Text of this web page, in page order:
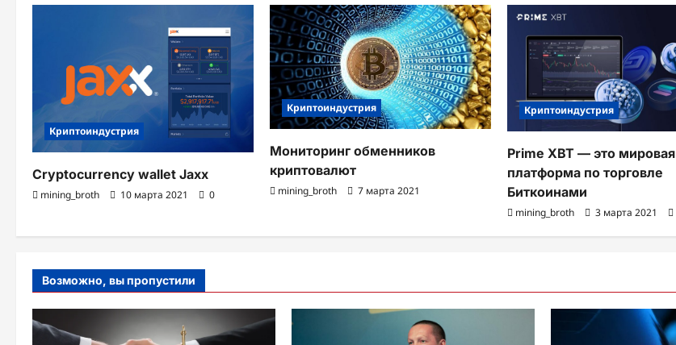
и
Криптоиндустрия
Cryptocurrency wallet Jaxx
mining_broth 10 марта 2021 0
Криптоиндустрия
Мониторинг обменников
криптовалют
mining_broth 7 марта 2021
Криптоиндустрия
Prime XBT — это мировая
платформа по торговле
Биткоинами
mining_broth 3 марта 2021
Возможно, вы пропустили